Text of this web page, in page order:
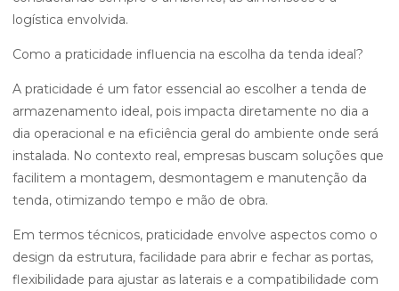
logística envolvida.
Como a praticidade influencia na escolha da tenda ideal?
A praticidade é um fator essencial ao escolher a tenda de
armazenamento ideal, pois impacta diretamente no dia a
dia operacional e na eficiência geral do ambiente onde será
instalada. No contexto real, empresas buscam soluções que
facilitem a montagem, desmontagem e manutenção da
tenda, otimizando tempo e mão de obra.
Em termos técnicos, praticidade envolve aspectos como o
design da estrutura, facilidade para abrir e fechar as portas,
flexibilidade para ajustar as laterais e a compatibilidade com